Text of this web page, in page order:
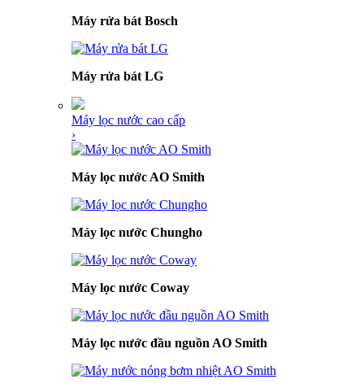
Máy rửa bát Bosch
Máy rửa bát LG
Máy lọc nước cao cấp
›
Máy lọc nước AO Smith
Máy lọc nước Chungho
Máy lọc nước Coway
Máy lọc nước đầu nguồn AO Smith